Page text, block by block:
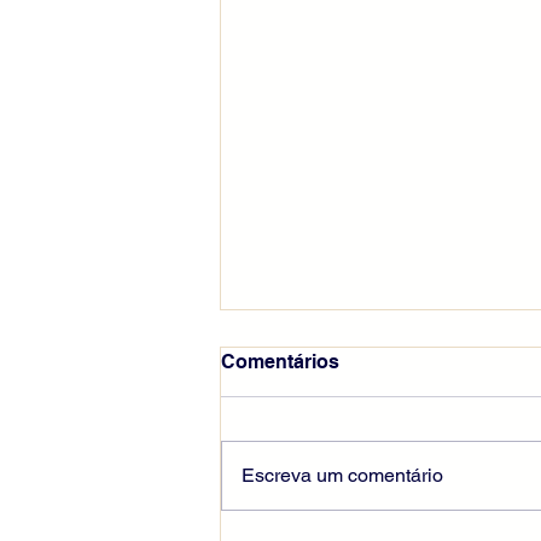
Seguir Cristo pela cruz
Comentários
Escreva um comentário